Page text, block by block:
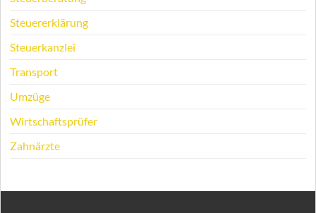
Steuererklärung
Steuerkanzlei
Transport
Umzüge
Wirtschaftsprüfer
Zahnärzte